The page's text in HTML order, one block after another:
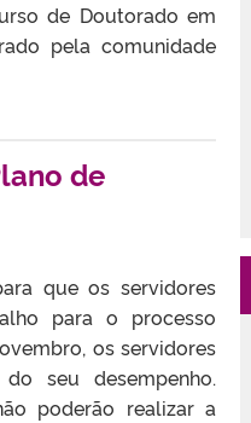
de Doutorado em
pela comunidade
de
que os servidores
para o processo
os servidores
seu desempenho.
poderão realizar a